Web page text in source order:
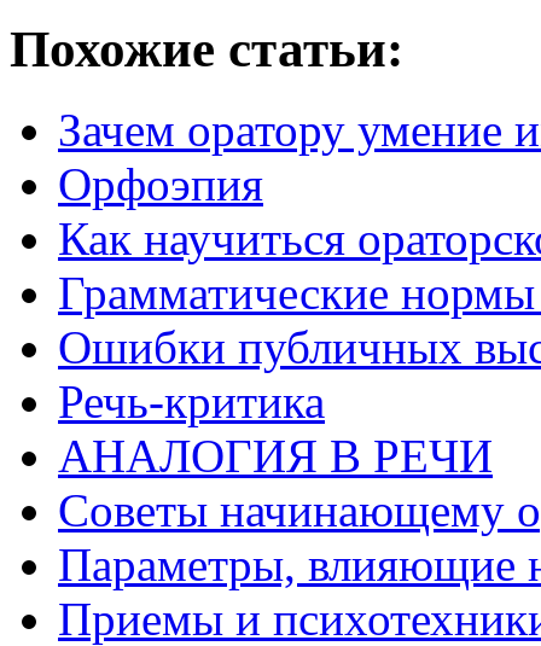
Похожие статьи:
Зачем оратору умение
Орфоэпия
Как научиться
Грамматические
Ошибки публичных
Речь-критика
АНАЛОГИЯ В РЕЧИ
Советы начинающему
Параметры, влияющие
Приемы и